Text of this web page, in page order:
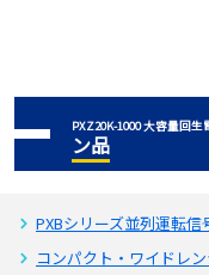
PXZ20K-1000 大容量回
ン品
PXBシリーズ並列運転信
コンパクト・ワイドレ